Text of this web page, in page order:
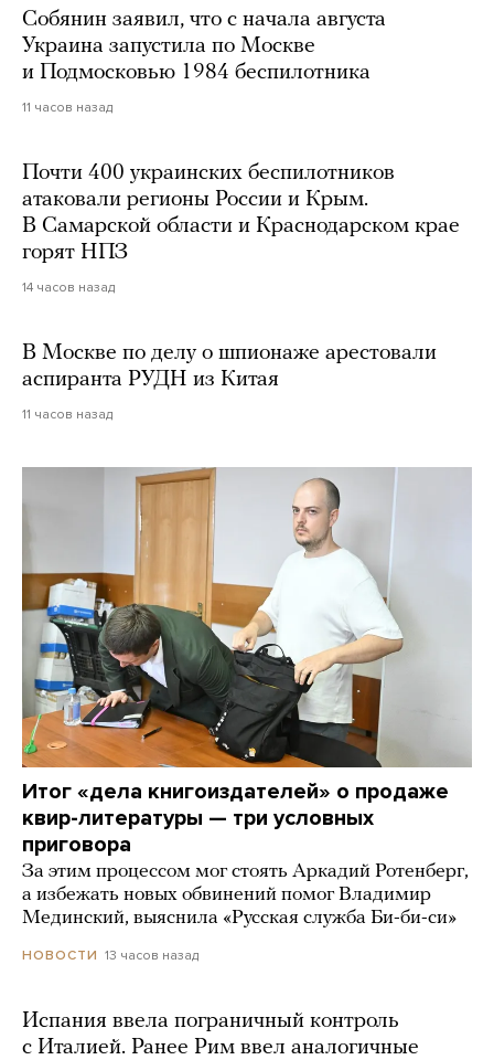
Собянин заявил, что с начала августа
Украина запустила по Москве
и Подмосковью 1984 беспилотника
11 часов назад
Почти 400 украинских беспилотников
атаковали регионы России и Крым.
В Самарской области и Краснодарском крае
горят НПЗ
14 часов назад
В Москве по делу о шпионаже арестовали
аспиранта РУДН из Китая
11 часов назад
Итог «дела книгоиздателей» о продаже
квир-литературы — три условных
приговора
За этим процессом мог стоять Аркадий Ротенберг,
а избежать новых обвинений помог Владимир
Мединский, выяснила «Русская служба Би-би-си»
НОВОСТИ 13 часов назад
Испания ввела пограничный контроль
с Италией. Ранее Рим ввел аналогичные